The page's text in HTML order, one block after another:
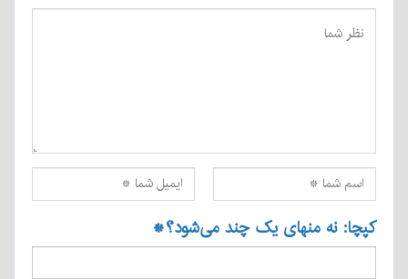
کپچا: نه منهای یک چند می‌شود؟*